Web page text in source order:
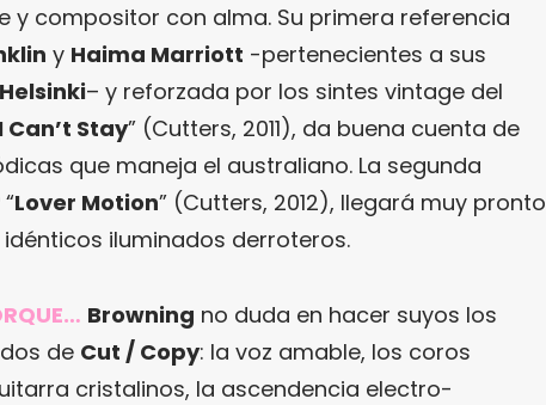
y compositor con alma. Su primera referencia
y Haima Marriott -pertenecientes a sus
– y reforzada por los sintes vintage del
I Can’t Stay” (Cutters, 2011), da buena cuenta de
que maneja el australiano. La segunda
Lover Motion” (Cutters, 2012), llegará muy pronto
iluminados derroteros.
Browning no duda en hacer suyos los
de Cut / Copy: la voz amable, los coros
cristalinos, la ascendencia electro-